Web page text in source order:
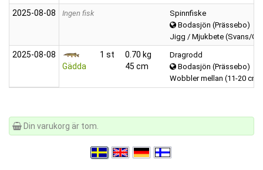
2025‑08‑08 Ingen fisk
Spinnfiske
Bodasjön (Prässebo)
Jigg / Mjukbete (Svans/
2025‑08‑08
Gädda
1 st
0.70 kg
45 cm
Dragrodd
Bodasjön (Prässebo)
Wobbler mellan (11-20 cm)
Din varukorg är tom.